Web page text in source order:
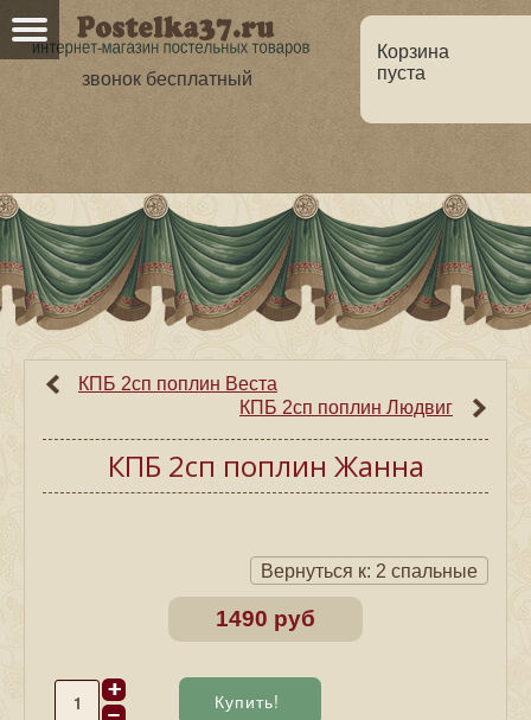
звонок бесплатный
Корзина
пуста
Главная О нас Каталог
Оптовикам
Статьи
КПБ 2сп поплин Веста
КПБ 2сп поплин Людвиг
КПБ 2сп поплин Жанна
Вернуться к: 2 спальные
1490 руб